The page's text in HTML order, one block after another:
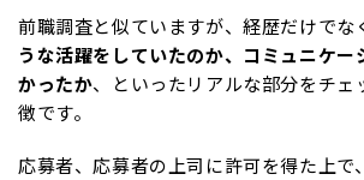
前職調査と似ていますが、経歴だけでな
うな活躍をしていたのか、コミュニケー
かったか、といったリアルな部分をチェ
徴です。
応募者、応募者の上司に許可を得た上で